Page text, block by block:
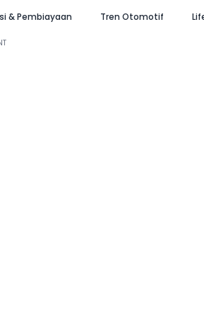
& Pembiayaan Tren Otomotif